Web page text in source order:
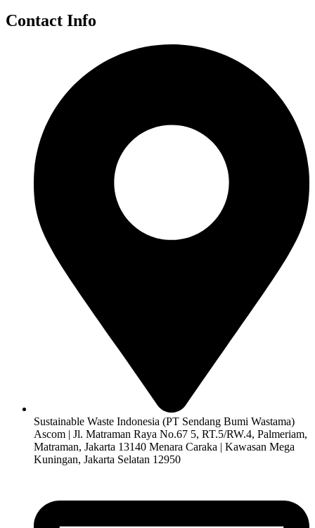
Contact Info
Sustainable Waste Indonesia (PT Sendang Bumi Wastama)
Ascom | Jl. Matraman Raya No.67 5, RT.5/RW.4, Palmeriam,
Matraman, Jakarta 13140 Menara Caraka | Kawasan Mega
Kuningan, Jakarta Selatan 12950